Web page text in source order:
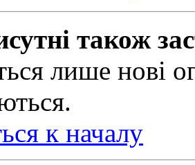
також
лише нові
к началу